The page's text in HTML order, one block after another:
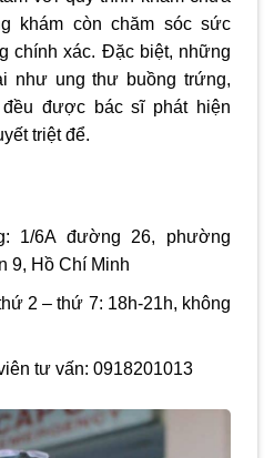
khám còn chăm sóc sức
chính xác. Đặc biệt, những
như ung thư buồng trứng,
được bác sĩ phát hiện
triệt để.
1/6A đường 26, phường
9, Hồ Chí Minh
2 – thứ 7: 18h-21h, không
tư vấn: 0918201013